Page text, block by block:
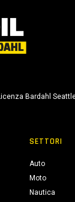
Bardahl
SETTORI
Auto
Moto
Nautica